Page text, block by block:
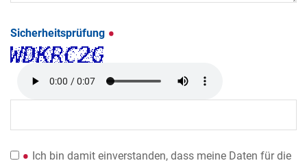
Sicherheitsprüfung
Ich bin damit einverstanden, dass meine Daten für die